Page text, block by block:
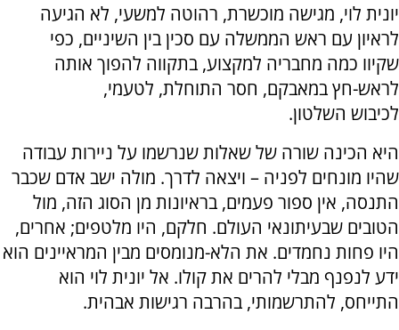
יונית לוי, מגישה מוכשרת, רהוטה למשעי, לא הגיעה
לראיון עם ראש הממשלה עם סכין בין השיניים, כפי
שקיוו כמה מחבריה למקצוע, בתקווה להפוך אותה
לראש-חץ במאבקם, חסר התוחלת, לטעמי,
לכיבוש השלטון.
היא הכינה שורה של שאלות שנרשמו על ניירות עבודה
שהיו מונחים לפניה – ויצאה לדרך. מולה ישב אדם שכבר
התנסה, אין ספור פעמים, בראיונות מן הסוג הזה, מול
הטובים שבעיתונאי העולם. חלקם, היו מלטפים; אחרים,
היו פחות נחמדים. את הלא-מנומסים מבין המראיינים הוא
ידע לנפנף מבלי להרים את קולו. אל יונית לוי הוא
התייחס, להתרשמותי, בהרבה רגישות אבהית.